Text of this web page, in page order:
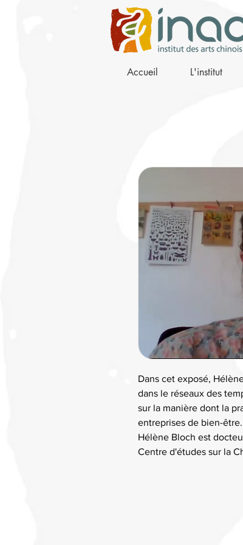
Accueil L'institut
Dans cet exposé,
dans le réseaux des
sur la manière dont la
entreprises de bien-être.
Hélène Bloch est
Centre d'études sur la